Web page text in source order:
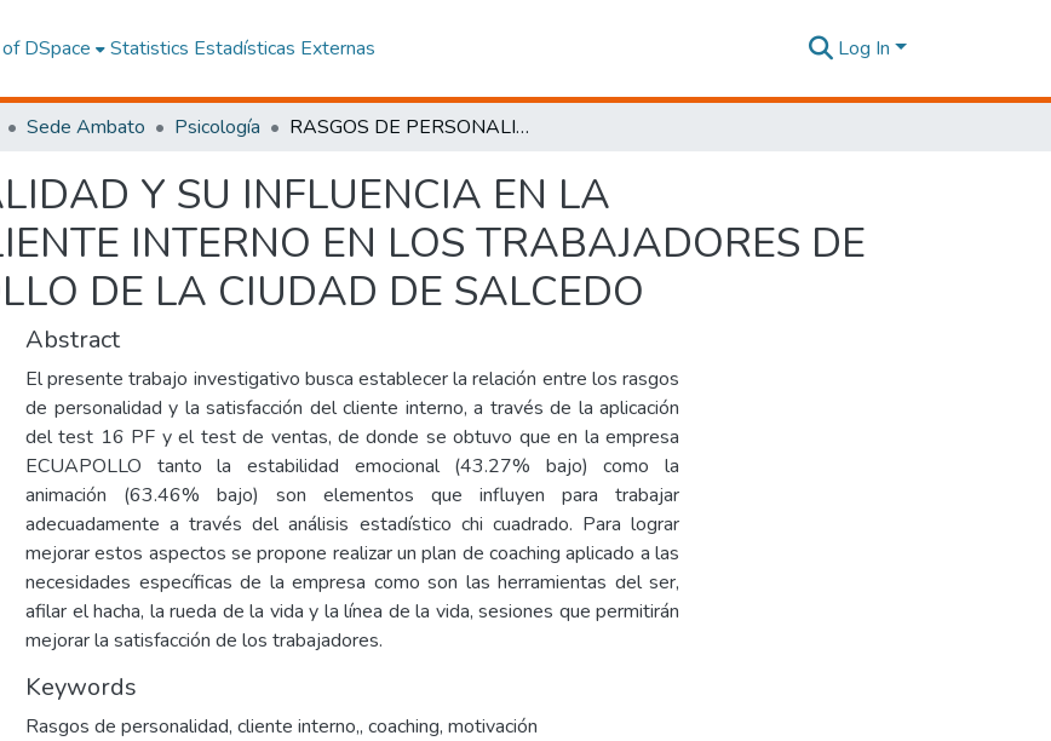
DSpace Statistics Estadísticas Externas Log In
Sede Ambato Psicología RASGOS DE PERSONALIDAD Y SU INFLUENCIA EN LA SATISFACCIÓN DEL CLIENTE INTERNO EN LOS TRABAJADORES DE LA EMPRESA ECUAPOLLO DE LA CIUDAD DE SALCEDO
Y SU INFLUENCIA EN LA
INTERNO EN LOS TRABAJADORES DE
DE LA CIUDAD DE SALCEDO
Abstract
El presente trabajo investigativo busca establecer la relación entre los rasgos
de personalidad y la satisfacción del cliente interno, a través de la aplicación
del test 16 PF y el test de ventas, de donde se obtuvo que en la empresa
ECUAPOLLO tanto la estabilidad emocional (43.27% bajo) como la
animación (63.46% bajo) son elementos que influyen para trabajar
adecuadamente a través del análisis estadístico chi cuadrado. Para lograr
mejorar estos aspectos se propone realizar un plan de coaching aplicado a las
necesidades específicas de la empresa como son las herramientas del ser,
afilar el hacha, la rueda de la vida y la línea de la vida, sesiones que permitirán
mejorar la satisfacción de los trabajadores.
Keywords
Rasgos de personalidad, cliente interno,, coaching, motivación